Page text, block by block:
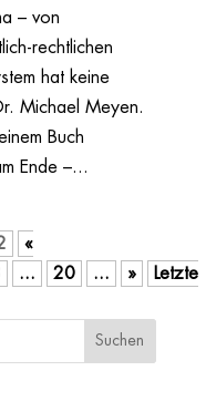
– von
rechtlichen
hat keine
Michael Meyen.
Buch
Ende –...
«
... 20 ... »
Letzte